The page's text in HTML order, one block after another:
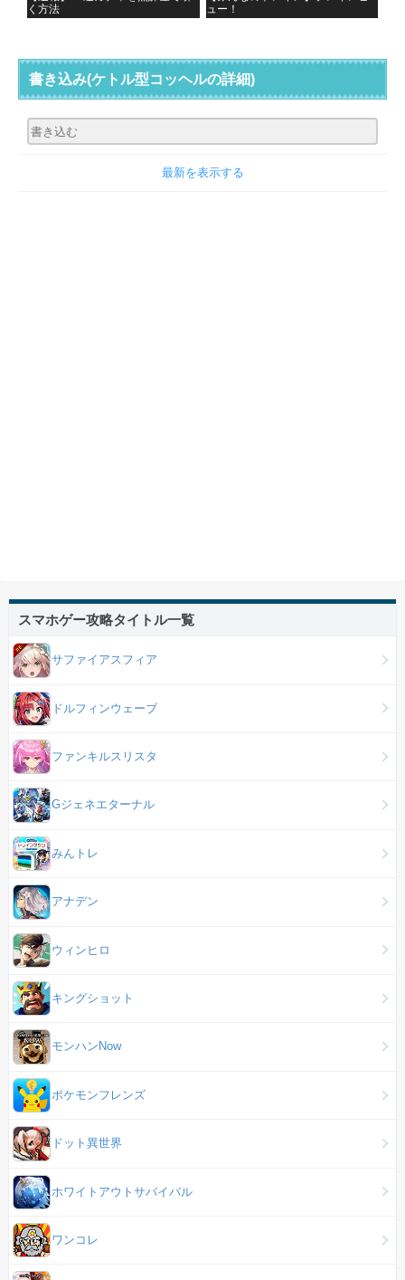
く方法
ュー！
書き込み(ケトル型コッヘルの詳細)
最新を表示する
スマホゲー攻略タイトル一覧
サファイアスフィア
ドルフィンウェーブ
ファンキルスリスタ
Gジェネエターナル
みんトレ
アナデン
ウィンヒロ
キングショット
モンハンNow
ポケモンフレンズ
ドット異世界
ホワイトアウトサバイバル
ワンコレ